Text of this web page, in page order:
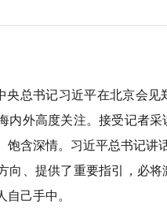
总书记习近平在北京会见
内外高度关注。接受记者
饱含深情。习近平总书记讲
向、提供了重要指引，必
自己手中。